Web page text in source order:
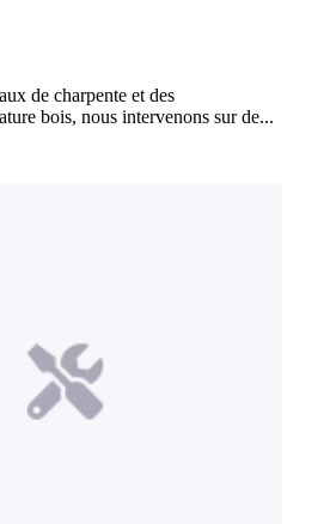
de charpente et des
bois, nous intervenons sur de...